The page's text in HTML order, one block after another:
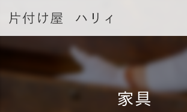
家具